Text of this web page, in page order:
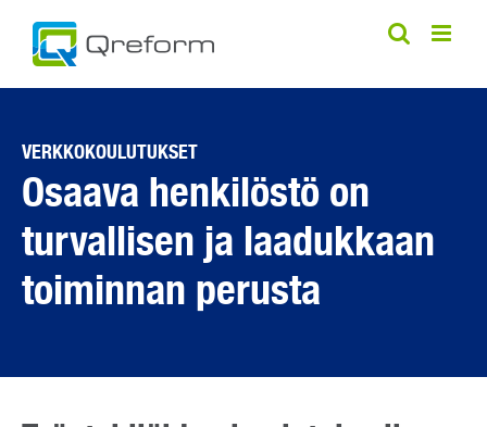
content
VERKKOKOULUTUKSET
Osaava henkilöstö on
turvallisen ja laadukkaan
toiminnan perusta